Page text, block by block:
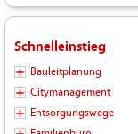
Schnelleinstieg
Bauleitplanung
Citymanagement
Entsorgungswege